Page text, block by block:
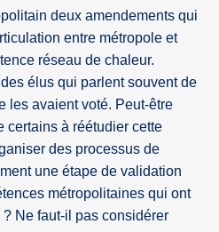
deux amendements qui
entre métropole et
réseau de chaleur.
élus qui parlent souvent de
les avaient voté. Peut-être
certains à réétudier cette
des processus de
une étape de validation
métropolitaines qui ont
Ne faut-il pas considérer